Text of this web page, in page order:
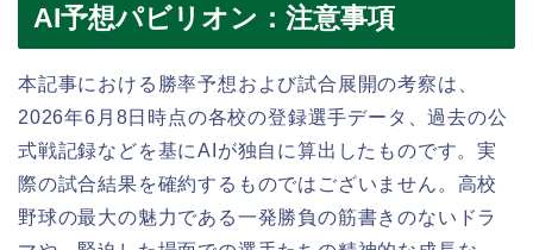
AI予想パビリオン：注意事項
本記事における勝率予想および試合展開の考察は、
2026年6月8日時点の各校の登録選手データ、過去の公
式戦記録などを基にAIが独自に算出したものです。実
際の試合結果を確約するものではございません。高校
野球の最大の魅力である一発勝負の筋書きのないドラ